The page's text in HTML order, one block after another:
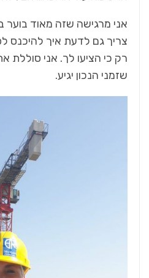
אני מרגישה שזה מאוד בוער
צריך גם לדעת איך להיכנס
רק כי הציעו לך. אני סוללת
שזמני הנכון יגיע.